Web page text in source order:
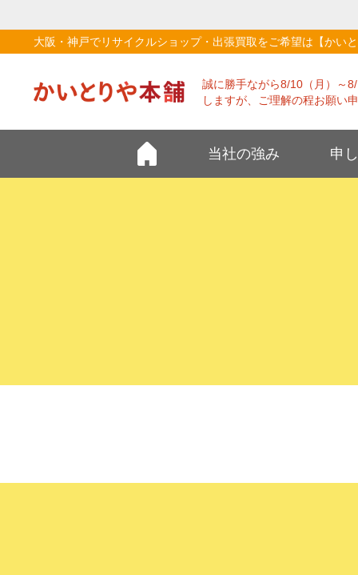
大阪・神戸でリサイクルショップ・出張買取をご希望は【かい
誠に勝手ながら8/10（月）～
しますが、ご理解の程お願い
当社の強み 申